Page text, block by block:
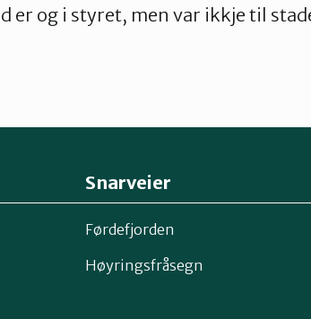
er og i styret, men var ikkje til
Snarveier
Førdefjorden
Høyringsfråsegn